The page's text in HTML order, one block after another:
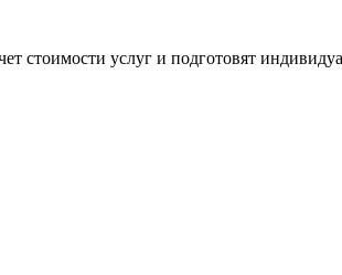
стоимости услуг и подготовят